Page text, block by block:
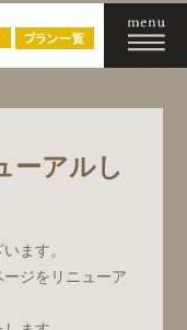
ーアルし
ます。
ジをリニューア